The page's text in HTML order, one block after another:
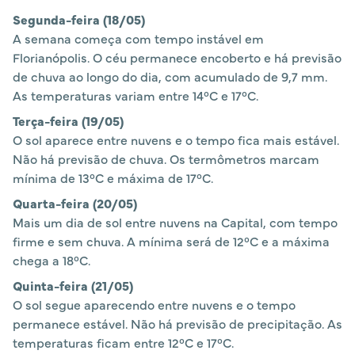
Segunda-feira (18/05)
A semana começa com tempo instável em
Florianópolis. O céu permanece encoberto e há previsão
de chuva ao longo do dia, com acumulado de 9,7 mm.
As temperaturas variam entre 14°C e 17°C.
Terça-feira (19/05)
O sol aparece entre nuvens e o tempo fica mais estável.
Não há previsão de chuva. Os termômetros marcam
mínima de 13°C e máxima de 17°C.
Quarta-feira (20/05)
Mais um dia de sol entre nuvens na Capital, com tempo
firme e sem chuva. A mínima será de 12°C e a máxima
chega a 18°C.
Quinta-feira (21/05)
O sol segue aparecendo entre nuvens e o tempo
permanece estável. Não há previsão de precipitação. As
temperaturas ficam entre 12°C e 17°C.